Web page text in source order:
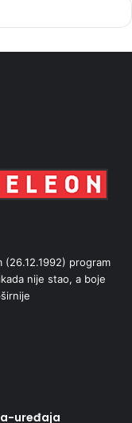
program
nije stao, a boje
uređaja